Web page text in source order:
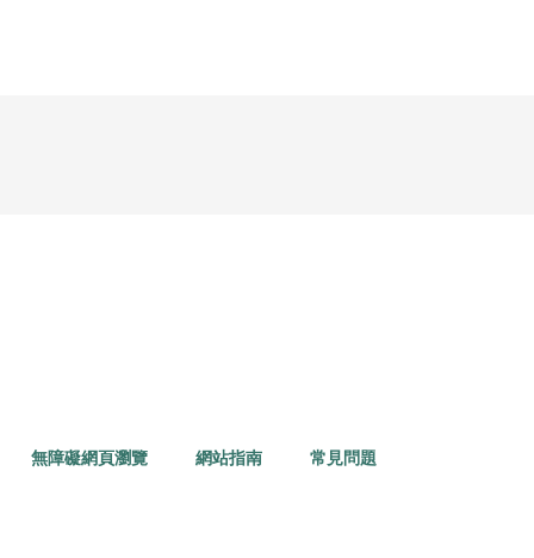
無障礙網頁瀏覽 網站指南 常見問題